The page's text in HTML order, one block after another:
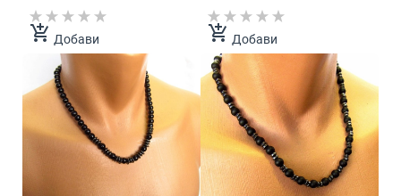
add_shopping_cart Добави add_shopping_cart Добави